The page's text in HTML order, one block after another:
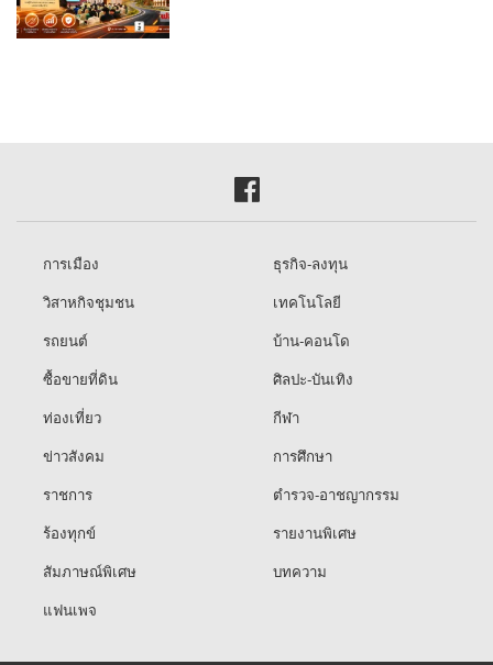
การเมือง
ธุรกิจ-ลงทุน
วิสาหกิจชุมชน
เทคโนโลยี
รถยนต์
บ้าน-คอนโด
ซื้อขายที่ดิน
ศิลปะ-บันเทิง
ท่องเที่ยว
กีฬา
ข่าวสังคม
การศึกษา
ราชการ
ตำรวจ-อาชญากรรม
ร้องทุกข์
รายงานพิเศษ
สัมภาษณ์พิเศษ
บทความ
แฟนเพจ